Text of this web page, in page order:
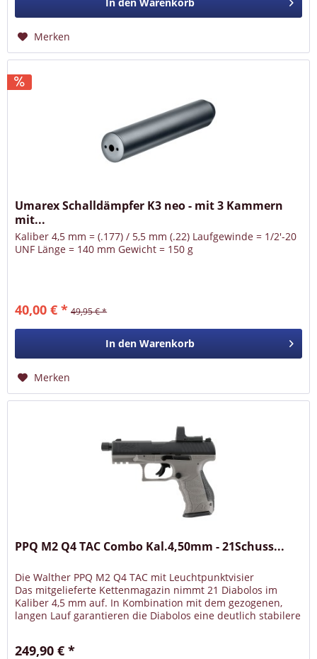
In den Warenkorb
Merken
Umarex Schalldämpfer K3 neo - mit 3 Kammern
mit...
Kaliber 4,5 mm = (.177) / 5,5 mm (.22) Laufgewinde = 1/2'-20
UNF Länge = 140 mm Gewicht = 150 g
40,00 € * 49,95 € *
In den Warenkorb
Merken
PPQ M2 Q4 TAC Combo Kal.4,50mm - 21Schuss...
Die Walther PPQ M2 Q4 TAC mit Leuchtpunktvisier
Das mitgelieferte Kettenmagazin nimmt 21 Diabolos im
Kaliber 4,5 mm auf. In Kombination mit dem gezogenen,
langen Lauf garantieren die Diabolos eine deutlich stabilere
249,90 € *